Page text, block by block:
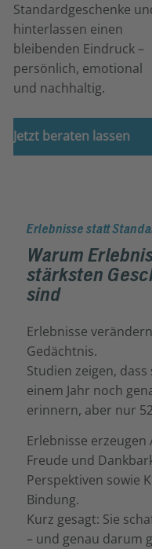
Standardgeschenke
hinterlassen einen
bleibenden Eindruck –
persönlich, emotional
und nachhaltig.
Jetzt beraten lassen
Erlebnisse statt
Warum
stärksten
sind
Erlebnisse
Gedächtnis.
Studien zeigen,
einem Jahr noch
erinnern, aber nur
Erlebnisse
Freude und
Perspektiven sowie
Bindung.
Kurz gesagt: Sie
– und genau darum